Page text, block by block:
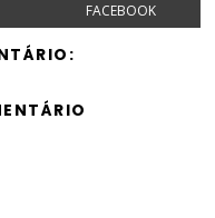
FACEBOOK